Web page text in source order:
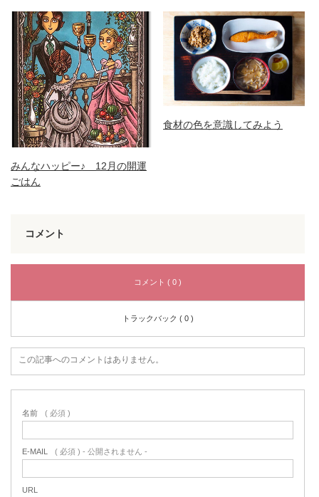
みんなハッピー♪ 12月の開運
ごはん
食材の色を意識してみよう
コメント
コメント ( 0 )
トラックバック ( 0 )
この記事へのコメントはありません。
名前 ( 必須 )
E-MAIL ( 必須 ) - 公開されません -
URL